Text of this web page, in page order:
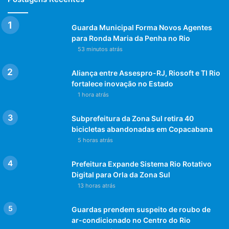
Guarda Municipal Forma Novos Agentes
para Ronda Maria da Penha no Rio
53 minutos atrás
Aliança entre Assespro-RJ, Riosoft e TI Rio
fortalece inovação no Estado
1 hora atrás
Subprefeitura da Zona Sul retira 40
bicicletas abandonadas em Copacabana
5 horas atrás
Prefeitura Expande Sistema Rio Rotativo
Digital para Orla da Zona Sul
13 horas atrás
Guardas prendem suspeito de roubo de
ar-condicionado no Centro do Rio